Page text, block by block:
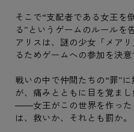
そこで“支配者である女王を
る”というゲームのルールを
アリスは、謎の少女「メア
るためゲームへの参加を決意
戦いの中で仲間たちの“罪”
が、痛みとともに目を覚まし
――女王がこの世界を作った
は、救いか、それとも罰か。